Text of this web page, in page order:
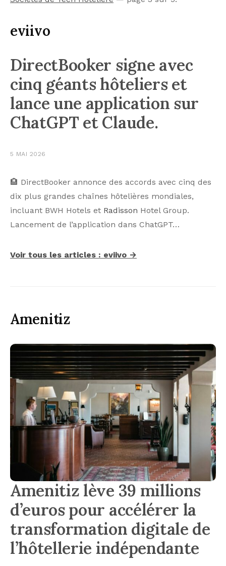
eviivo
DirectBooker signe avec
cinq géants hôteliers et
lance une application sur
ChatGPT et Claude.
5 MAI 2026
🏨 DirectBooker annonce des accords avec cinq des
dix plus grandes chaînes hôtelières mondiales,
incluant BWH Hotels et Radisson Hotel Group.
Lancement de l’application dans ChatGPT…
Voir tous les articles : eviivo →
Amenitiz
Amenitiz lève 39 millions
d’euros pour accélérer la
transformation digitale de
l’hôtellerie indépendante